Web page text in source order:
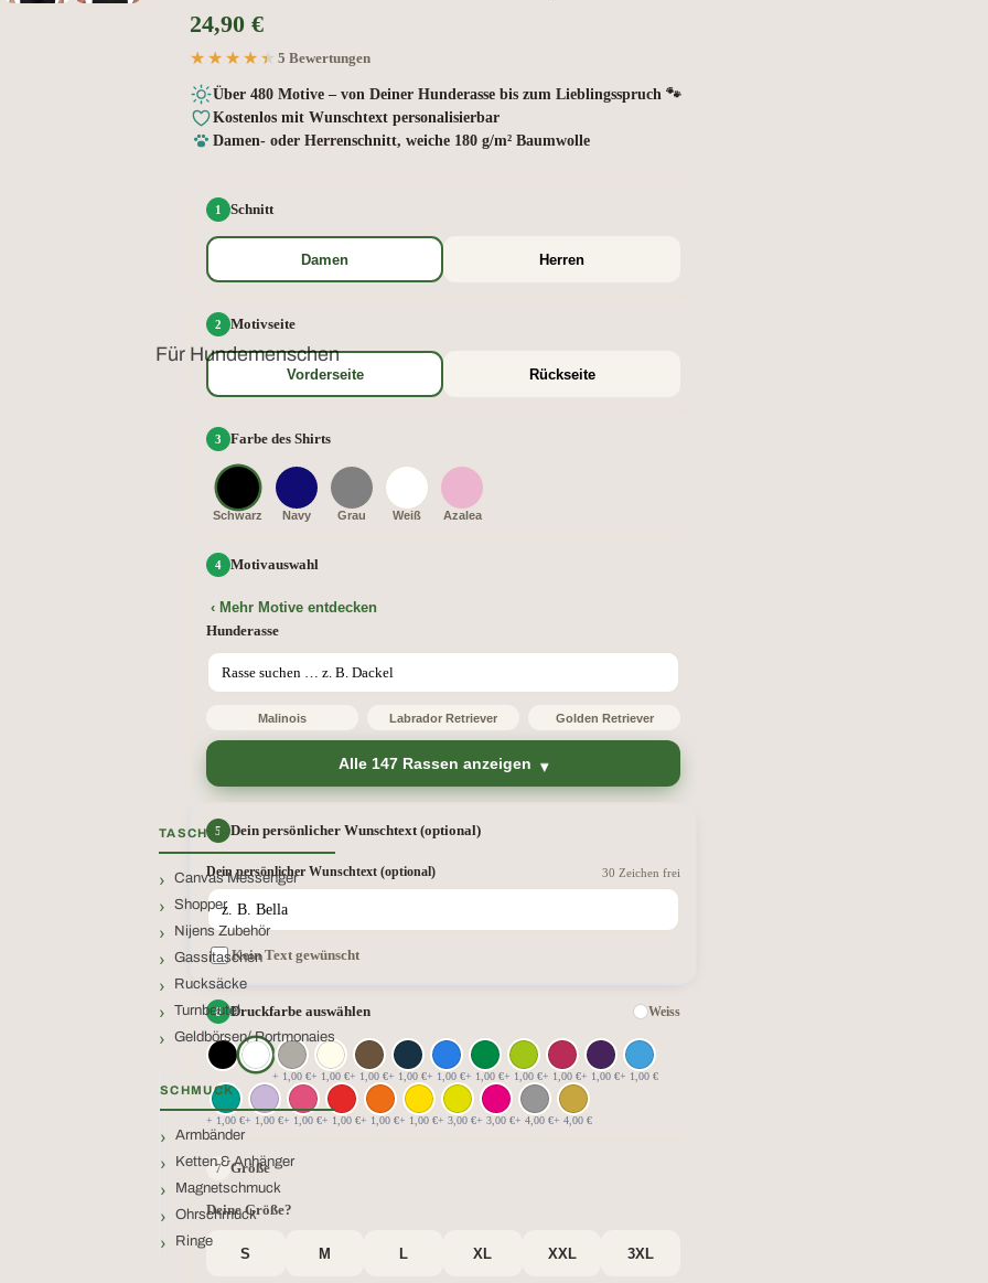
Für Hundemenschen
TASCHEN
Canvas Messenger
Shopper
Nijens Zubehör
Gassitaschen
Rucksäcke
Turnbeutel
Geldbörsen/ Portmonaies
SCHMUCK
Armbänder
Ketten & Anhänger
Magnetschmuck
Ohrschmuck
Ringe
24,90 €
★★★★★
★★★★★ 5 Bewertungen
Über 480 Motive – von Deiner Hunderasse bis zum Lieblingsspruch 🐾
Kostenlos mit Wunschtext personalisierbar
Damen- oder Herrenschnitt, weiche 180 g/m² Baumwolle
Schnitt
Damen Herren
Motivseite
Vorderseite Rückseite
Farbe des Shirts
Schwarz Navy Grau Weiß Azalea
Motivauswahl
‹ Mehr Motive entdecken
Hunderasse
Malinois Labrador Retriever Golden Retriever
Alle 147 Rassen anzeigen
Dein persönlicher Wunschtext (optional)
Dein persönlicher Wunschtext (optional) 30 Zeichen frei
Kein Text gewünscht
Druckfarbe auswählen Weiss
+ 1,00 €+ 1,00 €+ 1,00 €+ 1,00 €+ 1,00 €+ 1,00 €+ 1,00 €+ 1,00 €+ 1,00 €+ 1,00 €
+ 1,00 €+ 1,00 €+ 1,00 €+ 1,00 €+ 1,00 €+ 1,00 €+ 3,00 €+ 3,00 €+ 4,00 €+ 4,00 €
Größe
Deine Größe?
S M L XL XXL 3XL